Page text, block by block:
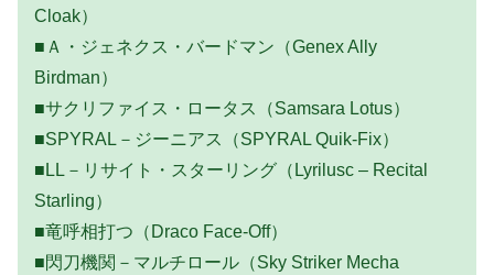
Cloak）
■Ａ・ジェネクス・バードマン（Genex Ally
Birdman）
■サクリファイス・ロータス（Samsara Lotus）
■SPYRAL－ジーニアス（SPYRAL Quik-Fix）
■LL－リサイト・スターリング（Lyrilusc – Recital
Starling）
■竜呼相打つ（Draco Face-Off）
■閃刀機関－マルチロール（Sky Striker Mecha